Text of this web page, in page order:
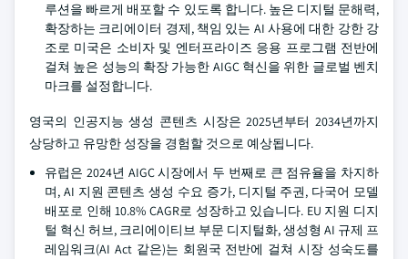
루션을 빠르게 배포할 수 있도록 합니다. 높은 디지털 문해력,
확장하는 크리에이터 경제, 책임 있는 AI 사용에 대한 강한 강
조로 미국은 소비자 및 엔터프라이즈 응용 프로그램 전반에
걸쳐 높은 성능의 확장 가능한 AIGC 혁신을 위한 글로벌 벤치
마크를 설정합니다.
영국의 인공지능 생성 콘텐츠 시장은 2025년부터 2034년까지
상당하고 유망한 성장을 경험할 것으로 예상됩니다.
유럽은 2024년 AIGC 시장에서 두 번째로 큰 점유율을 차지하
며, AI 지원 콘텐츠 생성 수요 증가, 디지털 주권, 다국어 모델
배포로 인해 10.8% CAGR로 성장하고 있습니다. EU 지원 디지
털 혁신 허브, 크리에이티브 부문 디지털화, 생성형 AI 규제 프
레임워크(AI Act 같은)는 회원국 전반에 걸쳐 시장 성숙도를